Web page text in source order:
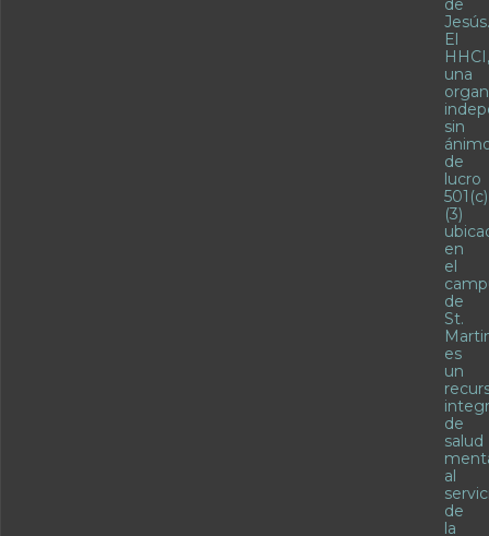
de
El
una
sin
de
lucro
501(c)
(3)
en
el
de
St.
es
un
de
salud
al
de
la